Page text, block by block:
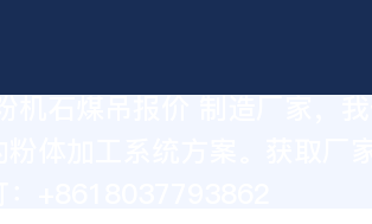
体加工系统方案。获取厂家